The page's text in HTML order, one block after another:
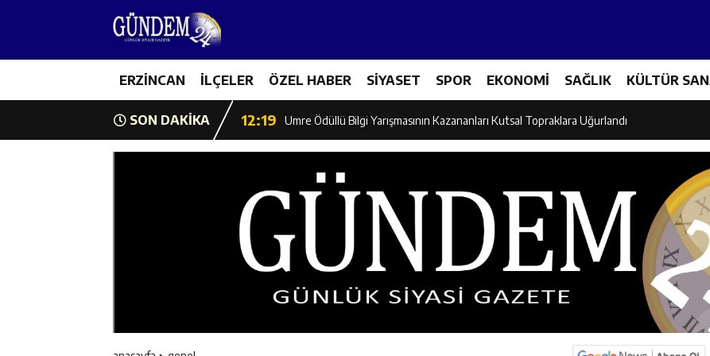
ERZİNCAN İLÇELER ÖZEL HABER SİYASET SPOR EKONOMİ SAĞLIK KÜLTÜR
SON DAKİKA
17:03 Erzincan Emniyeti’nden Semt Pazarında Bilgilendirme Faaliyeti
12:19 Umre Ödüllü Bilgi Yarışmasının Kazananları Kutsal Topraklara Uğurlandı
12:17 Üzümlü’de Yaz Akşamlarına Açık Hava Sineması Renk Kattı
12:16 Vali Yardımcıları Canpolat ve Kaya, Mehmet Zengin’in Cenaze Törenine Katıldı
Geleceğin Hafızlarına Ziyaret: Burhan İşliyen Erzincan’da Kur’an Kursu Öğrencileriyle